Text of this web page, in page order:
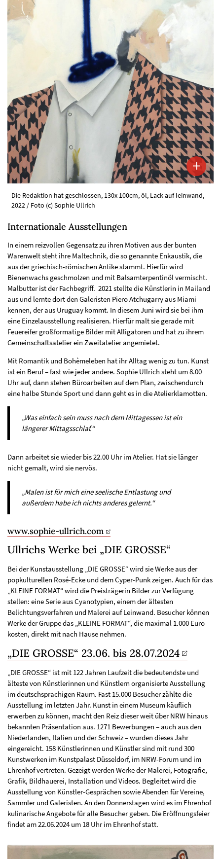
Die Redaktion hat geschlossen, 130x 100cm, öl, Lack auf leinwand,
2022 / Foto (c) Sophie Ullrich
Internationale Ausstellungen
In einem reizvollen Gegensatz zu ihren Motiven aus der bunten
Warenwelt steht ihre Maltechnik, die so genannte Enkaustik, die
aus der griechisch-römischen Antike stammt. Hierfür wird
Bienenwachs geschmolzen und mit Balsamterpentinöl vermischt.
Malbutter ist der Fachbegriff. 2021 stellte die Künstlerin in Mailand
aus und lernte dort den Galeristen Piero Atchugarry aus Miami
kennen, der aus Uruguay kommt. In diesem Juni wird sie bei ihm
eine Einzelausstellung realisieren. Hierfür malt sie gerade mit
Feuereifer großformatige Bilder mit Alligatoren und hat zu ihrem
Gemeinschaftsatelier ein Zweitatelier angemietet.
Mit Romantik und Bohèmeleben hat ihr Alltag wenig zu tun. Kunst
ist ein Beruf – fast wie jeder andere. Sophie Ullrich steht um 8.00
Uhr auf, dann stehen Büroarbeiten auf dem Plan, zwischendurch
eine halbe Stunde Sport und dann geht es in die Atelierklamotten.
„Was einfach sein muss nach dem Mittagessen ist ein
längerer Mittagsschlaf.“
Dann arbeitet sie wieder bis 22.00 Uhr im Atelier. Hat sie länger
nicht gemalt, wird sie nervös.
„Malen ist für mich eine seelische Entlastung und
außerdem habe ich nichts anderes gelernt.“
www.sophie-ullrich.com
Ullrichs Werke bei „DIE GROSSE“
Bei der Kunstausstellung „DIE GROSSE“ wird sie Werke aus der
popkulturellen Rosé-Ecke und dem Cyper-Punk zeigen. Auch für das
„KLEINE FORMAT“ wird die Preisträgerin Bilder zur Verfügung
stellen: eine Serie aus Cyanotypien, einem der ältesten
Belichtungsverfahren und Malerei auf Leinwand. Besucher können
Werke der Gruppe das „KLEINE FORMAT“, die maximal 1.000 Euro
kosten, direkt mit nach Hause nehmen.
„DIE GROSSE“ 23.06. bis 28.07.2024
„DIE GROSSE“ ist mit 122 Jahren Laufzeit die bedeutendste und
älteste von Künstlerinnen und Künstlern organisierte Ausstellung
im deutschsprachigen Raum. Fast 15.000 Besucher zählte die
Ausstellung im letzten Jahr. Kunst in einem Museum käuflich
erwerben zu können, macht den Reiz dieser weit über NRW hinaus
bekannten Präsentation aus. 1271 Bewerbungen – auch aus den
Niederlanden, Italien und der Schweiz – wurden dieses Jahr
eingereicht. 158 Künstlerinnen und Künstler sind mit rund 300
Kunstwerken im Kunstpalast Düsseldorf, im NRW-Forum und im
Ehrenhof vertreten. Gezeigt werden Werke der Malerei, Fotografie,
Grafik, Bildhauerei, Installation und Videos. Begleitet wird die
Ausstellung von Künstler-Gesprächen sowie Abenden für Vereine,
Sammler und Galeristen. An den Donnerstagen wird es im Ehrenhof
kulinarische Angebote für alle Besucher geben. Die Eröffnungsfeier
findet am 22.06.2024 um 18 Uhr im Ehrenhof statt.